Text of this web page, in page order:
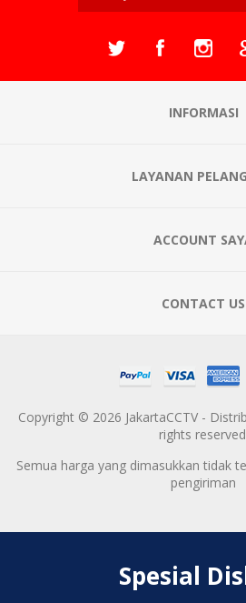
INFORMASI
LAYANAN
ACCOUNT
CONTACT US
Copyright © 2026 JakartaCCTV -
rights
Semua harga yang dimasukkan tidak
pengiriman
Spesial